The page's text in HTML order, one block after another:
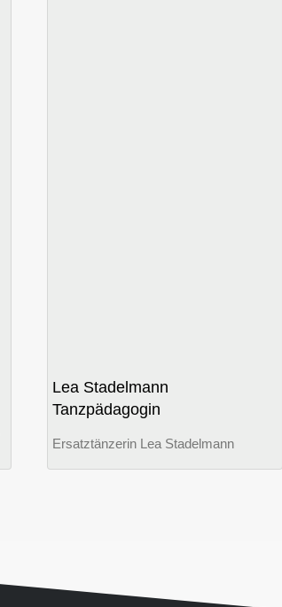
Lea Stadelmann
Tanzpädagogin
Ersatztänzerin Lea Stadelmann